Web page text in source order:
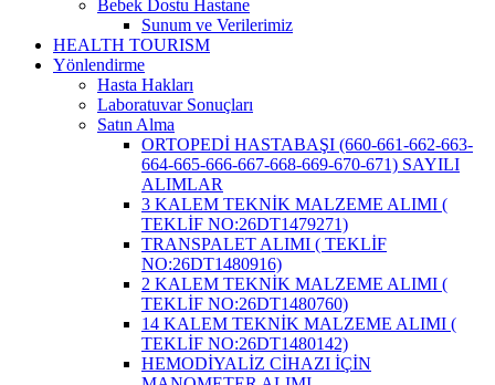
Bebek Dostu Hastane
Sunum ve Verilerimiz
HEALTH TOURISM
Yönlendirme
Hasta Hakları
Laboratuvar Sonuçları
Satın Alma
ORTOPEDİ HASTABAŞI (660-661-662-663-
664-665-666-667-668-669-670-671) SAYILI
ALIMLAR
3 KALEM TEKNİK MALZEME ALIMI (
TEKLİF NO:26DT1479271)
TRANSPALET ALIMI ( TEKLİF
NO:26DT1480916)
2 KALEM TEKNİK MALZEME ALIMI (
TEKLİF NO:26DT1480760)
14 KALEM TEKNİK MALZEME ALIMI (
TEKLİF NO:26DT1480142)
HEMODİYALİZ CİHAZI İÇİN